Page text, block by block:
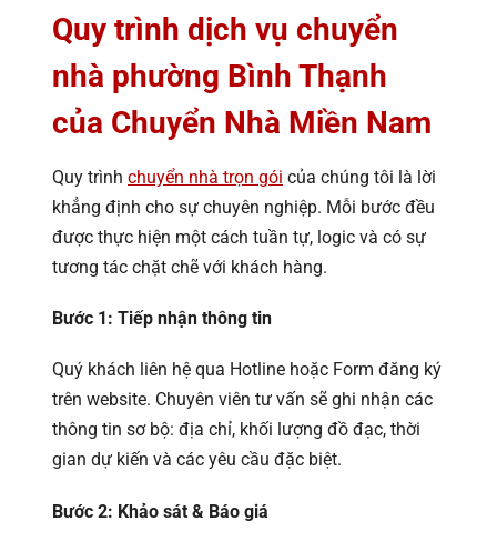
Quy trình dịch vụ chuyển
nhà phường Bình Thạnh
của Chuyển Nhà Miền Nam
Quy trình chuyển nhà trọn gói của chúng tôi là lời
khẳng định cho sự chuyên nghiệp. Mỗi bước đều
được thực hiện một cách tuần tự, logic và có sự
tương tác chặt chẽ với khách hàng.
Bước 1: Tiếp nhận thông tin
Quý khách liên hệ qua Hotline hoặc Form đăng ký
trên website. Chuyên viên tư vấn sẽ ghi nhận các
thông tin sơ bộ: địa chỉ, khối lượng đồ đạc, thời
gian dự kiến và các yêu cầu đặc biệt.
Bước 2: Khảo sát & Báo giá